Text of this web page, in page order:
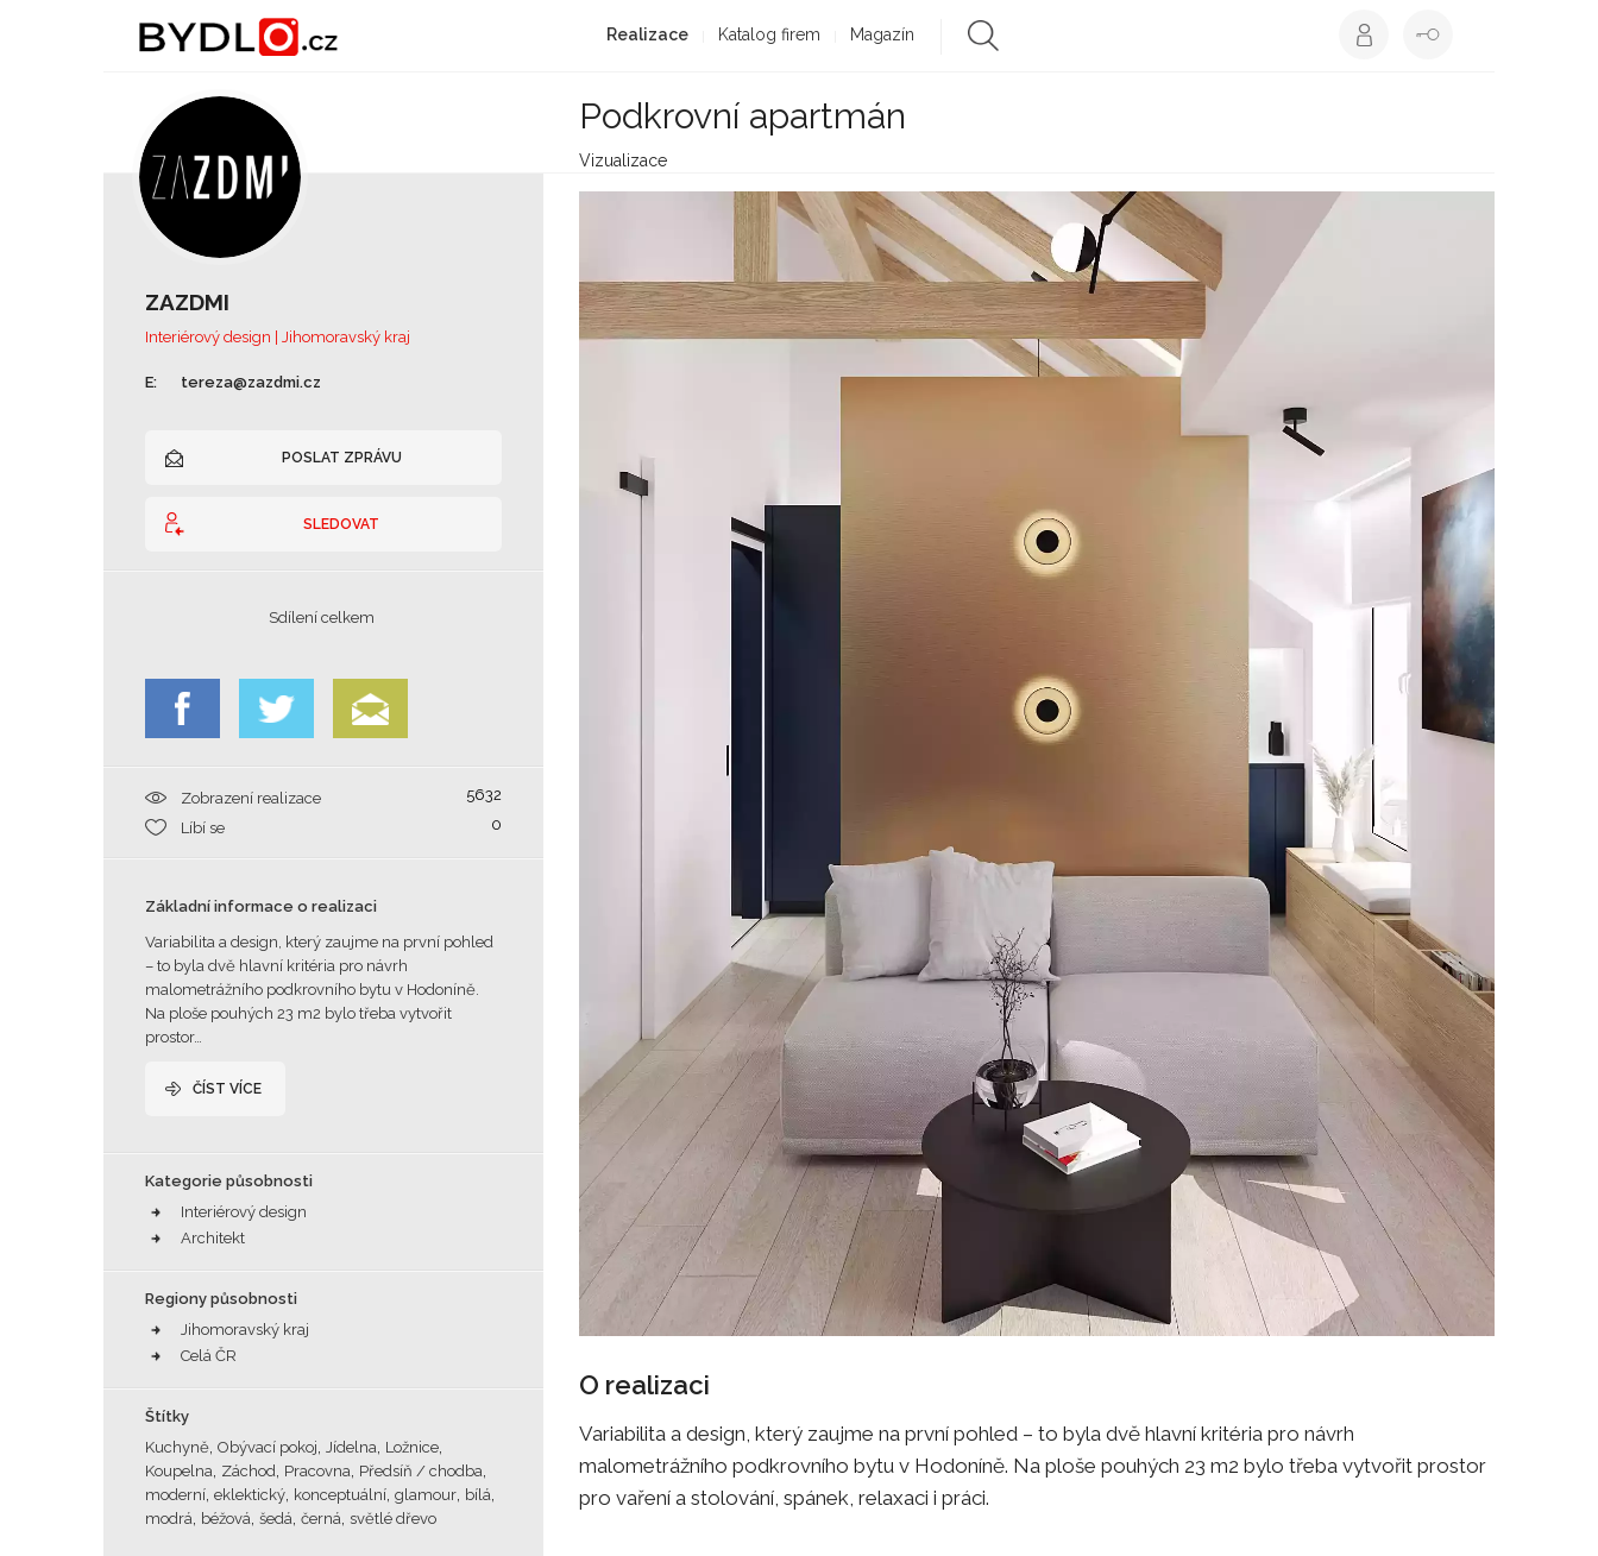
Realizace Katalog firem Magazín
Podkrovní apartmán
Vizualizace
ZAZDMI
Interiérový design | Jihomoravský kraj
E: tereza@zazdmi.cz
POSLAT ZPRÁVU
SLEDOVAT
Sdílení celkem
Zobrazení realizace
5632
Líbí se
0
Základní informace o realizaci
Variabilita a design, který zaujme na první pohled
– to byla dvě hlavní kritéria pro návrh
malometrážního podkrovního bytu v Hodoníně.
Na ploše pouhých 23 m2 bylo třeba vytvořit
prostor…
ČÍST VÍCE
Kategorie působnosti
Interiérový design
Architekt
Regiony působnosti
Jihomoravský kraj
Celá ČR
Štítky
Kuchyně Obývací pokoj Jídelna Ložnice
Koupelna Záchod Pracovna Předsíň / chodba
moderní eklektický konceptuální glamour bílá
modrá béžová šedá černá světlé dřevo
O realizaci
Variabilita a design, který zaujme na první pohled – to byla dvě hlavní kritéria pro návrh
malometrážního podkrovního bytu v Hodoníně. Na ploše pouhých 23 m2 bylo třeba vytvořit prostor
pro vaření a stolování, spánek, relaxaci i práci.